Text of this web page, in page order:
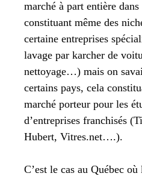
marché à part entière
constituant même des
certaine entreprises
lavage par karcher de
nettoyage…) mais on
certains pays, cela
marché porteur pour les
d’entreprises franchisés
Hubert, Vitres.net….).
C’est le cas au Québec